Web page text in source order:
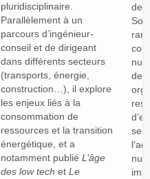
pluridisciplinaire.
Parallèlement à un
parcours d’ingénieur-
conseil et de dirigeant
dans différents secteurs
(transports, énergie,
construction…), il explore
les enjeux liés à la
consommation de
ressources et la transition
énergétique, et a
notamment publié L’âge
des low tech et Le
de
de
ses